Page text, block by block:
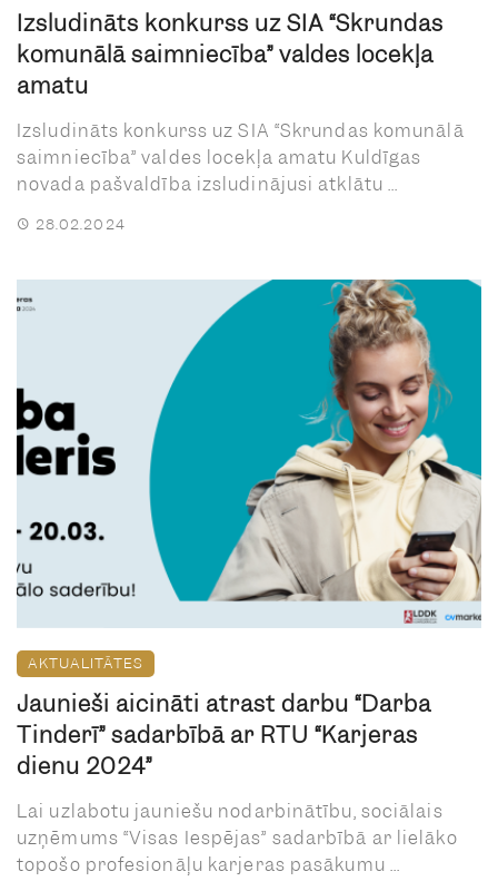
Izsludināts konkurss uz SIA “Skrundas
komunālā saimniecība” valdes locekļa
amatu
Izsludināts konkurss uz SIA “Skrundas komunālā
saimniecība” valdes locekļa amatu Kuldīgas
novada pašvaldība izsludinājusi atklātu ...
28.02.2024
AKTUALITĀTES
Jaunieši aicināti atrast darbu “Darba
Tinderī” sadarbībā ar RTU “Karjeras
dienu 2024”
Lai uzlabotu jauniešu nodarbinātību, sociālais
uzņēmums “Visas Iespējas” sadarbībā ar lielāko
topošo profesionāļu karjeras pasākumu ...